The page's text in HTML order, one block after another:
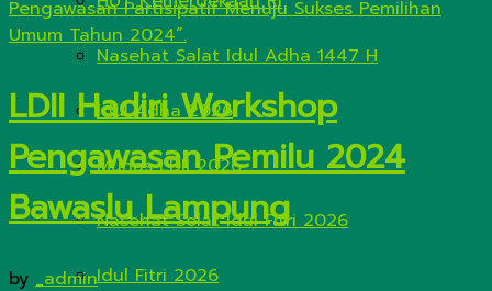
Nasehat Salat Idul Adha 1447 H
Idul Adha 2026
Munas LDII 2026
Nasehat Solat Idul Fitri 2026
Idul Fitri 2026
LDII Hadiri Workshop
Pengawasan Pemilu 2024
Bawaslu Lampung
by _admin